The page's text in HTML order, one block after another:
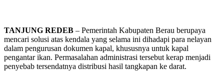
TANJUNG REDEB – Pemerintah Kabupaten Berau berupaya
mencari solusi atas kendala yang selama ini dihadapi para nelayan
dalam pengurusan dokumen kapal, khususnya untuk kapal
pengantar ikan. Permasalahan administrasi tersebut kerap menjadi
penyebab tersendatnya distribusi hasil tangkapan ke darat.